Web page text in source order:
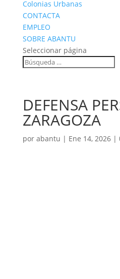
Colonias Urbanas
CONTACTA
EMPLEO
SOBRE ABANTU
Seleccionar página
DEFENSA
ZARAGOZA
por abantu | Ene 14, 2026|